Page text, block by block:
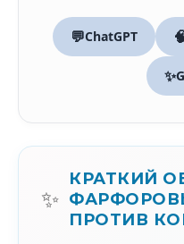
💬ChatGPT
✨
✨
КРАТКИЙ
ПРОТИВ